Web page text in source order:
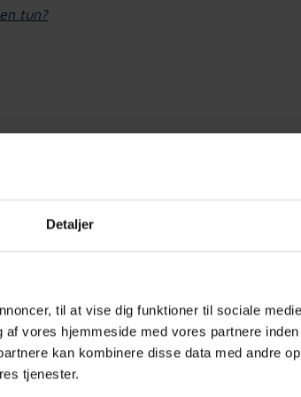
Detaljer
til at vise dig funktioner til sociale
vores hjemmeside med vores partnere
kan kombinere disse data med andre
tjenester.
tun?